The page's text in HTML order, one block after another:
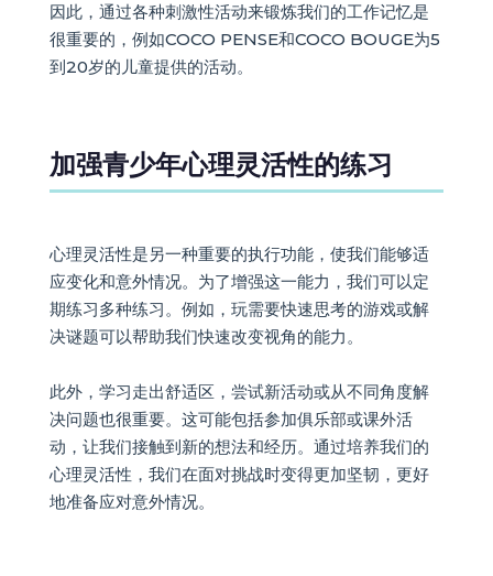
因此，通过各种刺激性活动来锻炼我们的工作记忆是
很重要的，例如COCO PENSE和COCO BOUGE为5
到20岁的儿童提供的活动。
加强青少年心理灵活性的练习
心理灵活性是另一种重要的执行功能，使我们能够适
应变化和意外情况。为了增强这一能力，我们可以定
期练习多种练习。例如，玩需要快速思考的游戏或解
决谜题可以帮助我们快速改变视角的能力。
此外，学习走出舒适区，尝试新活动或从不同角度解
决问题也很重要。这可能包括参加俱乐部或课外活
动，让我们接触到新的想法和经历。通过培养我们的
心理灵活性，我们在面对挑战时变得更加坚韧，更好
地准备应对意外情况。